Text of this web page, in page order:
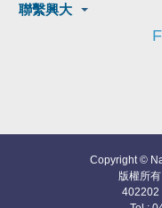
聯繫興大
Copyright ©
版權所
402202